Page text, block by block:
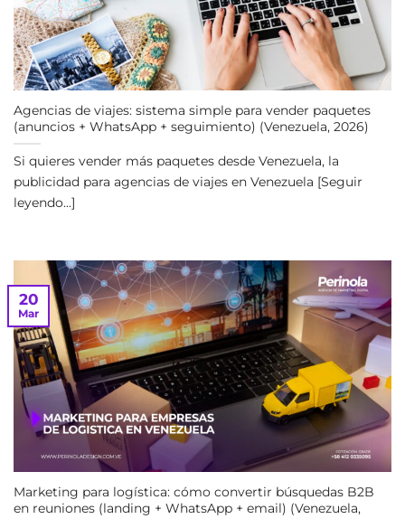
Agencias de viajes: sistema simple para vender paquetes
(anuncios + WhatsApp + seguimiento) (Venezuela, 2026)
Si quieres vender más paquetes desde Venezuela, la
publicidad para agencias de viajes en Venezuela [Seguir
leyendo...]
Marketing para logística: cómo convertir búsquedas B2B
en reuniones (landing + WhatsApp + email) (Venezuela,
20
Mar